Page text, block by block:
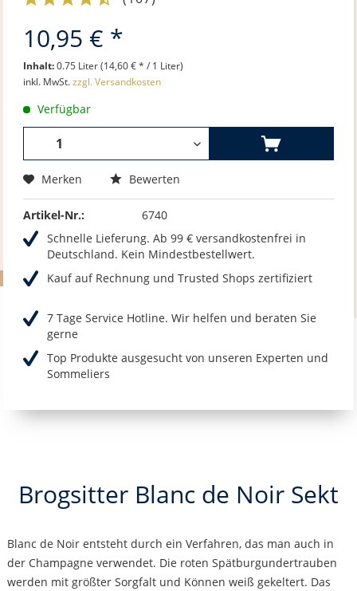
10,95 € *
Inhalt:0.75 Liter (14,60 € * / 1 Liter)
inkl. MwSt.zzgl. Versandkosten
Verfügbar
Merken Bewerten
Artikel-Nr.:
6740
Schnelle Lieferung. Ab 99 € versandkostenfrei in
Deutschland. Kein Mindestbestellwert.
Kauf auf Rechnung und Trusted Shops zertifiziert
7 Tage Service Hotline. Wir helfen und beraten Sie
gerne
Top Produkte ausgesucht von unseren Experten und
Sommeliers
Brogsitter Blanc de Noir Sekt
Blanc de Noir entsteht durch ein Verfahren, das man auch in
der Champagne verwendet. Die roten Spätburgundertrauben
werden mit größter Sorgfalt und Können weiß gekeltert. Das